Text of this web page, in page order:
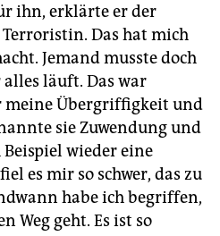
ihn, erklärte er der
Das hat mich
Jemand musste doch
läuft. Das war
meine Übergriffigkeit und
sie Zuwendung und
Beispiel wieder eine
es mir so schwer, das zu
habe ich begriffen,
Weg geht. Es ist so